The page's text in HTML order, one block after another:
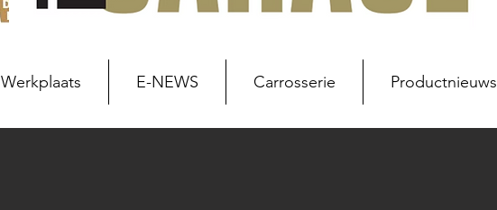
Werkplaats E-NEWS Carrosserie Productnieuws